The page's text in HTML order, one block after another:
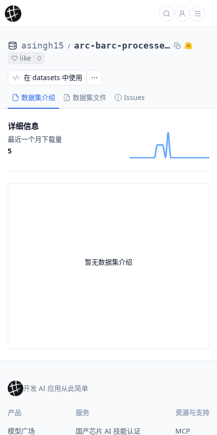
asingh15 / arc-barc-processed-direct-max4k-sftabsfullprobs-qwensols-valid
like 0
数据集介绍 数据集文件 Issues
在 datasets 中使用
暂无数据集介绍
详细信息
最近一个月下载量
5
开发 AI 应用从此简单
产品
模型广场
服务
国产芯片 AI 技能认证
资源与支持
MCP